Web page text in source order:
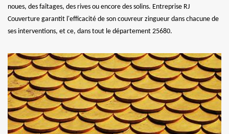
noues, des faîtages, des rives ou encore des solins. Entreprise RJ
Couverture garantit l'efficacité de son couvreur zingueur dans chacune de
ses interventions, et ce, dans tout le département 25680.